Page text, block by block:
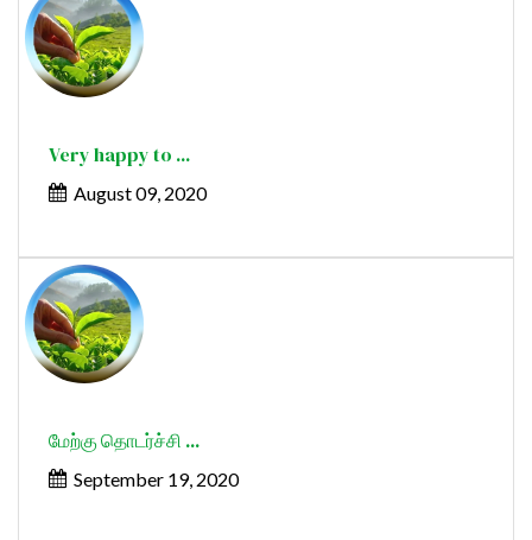
Very happy to ...
August 09, 2020
மேற்கு தொடர்ச்சி ...
September 19, 2020